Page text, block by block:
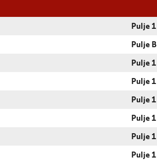
Pulje 1
Pulje B
Pulje 1
Pulje 1
Pulje 1
Pulje 1
Pulje 1
Pulje 1